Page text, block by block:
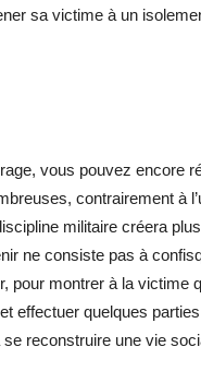
sa victime à un
vous pouvez encore
contrairement à
militaire créera
ne consiste pas à
pour montrer à la victime
effectuer quelques
reconstruire une vie